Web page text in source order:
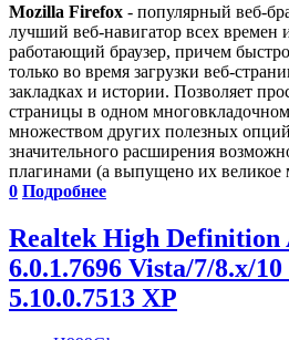
Mozilla Firefox - популярный веб-
лучший веб-навигатор всех времен
работающий браузер, причем
только во время загрузки веб-
закладках и истории. Позволяет
страницы в одном
множеством других полезных
значительного расширения
плагинами (а выпущено их великое
0 Подробнее
Realtek High Definition
6.0.1.7696 Vista/7/8.x/
5.10.0.7513 XP